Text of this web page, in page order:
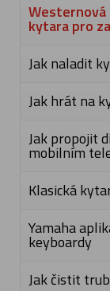
Westernová
kytara pro
Jak naladit
Jak hrát na
Jak propojit
mobilním
Klasická
Yamaha
keyboardy
Jak čistit